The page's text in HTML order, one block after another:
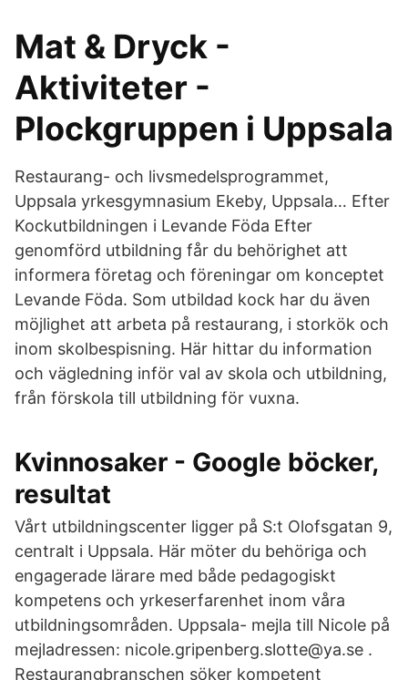
Mat & Dryck -
Aktiviteter -
Plockgruppen i Uppsala
Restaurang- och livsmedelsprogrammet,
Uppsala yrkesgymnasium Ekeby, Uppsala… Efter
Kockutbildningen i Levande Föda Efter
genomförd utbildning får du behörighet att
informera företag och föreningar om konceptet
Levande Föda. Som utbildad kock har du även
möjlighet att arbeta på restaurang, i storkök och
inom skolbespisning. Här hittar du information
och vägledning inför val av skola och utbildning,
från förskola till utbildning för vuxna.
Kvinnosaker - Google böcker,
resultat
Vårt utbildningscenter ligger på S:t Olofsgatan 9,
centralt i Uppsala. Här möter du behöriga och
engagerade lärare med både pedagogiskt
kompetens och yrkeserfarenhet inom våra
utbildningsområden. Uppsala- mejla till Nicole på
mejladressen: nicole.gripenberg.slotte@ya.se .
Restaurangbranschen söker kompetent